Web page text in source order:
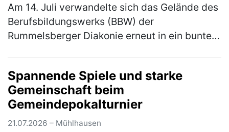
Am 14. Juli verwandelte sich das Gelände des
Berufsbildungswerks (BBW) der
Rummelsberger Diakonie erneut in ein buntes
(mehr)
Spannende Spiele und starke
Gemeinschaft beim
Gemeindepokalturnier
21.07.2026 – Mühlhausen